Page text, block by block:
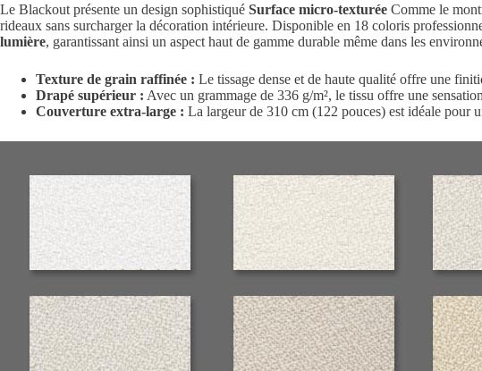
Le Blackout présente un design sophistiqué Surface micro-texturée Comme le
rideaux sans surcharger la décoration intérieure. Disponible en 18 coloris
lumière, garantissant ainsi un aspect haut de gamme durable même dans les
Texture de grain raffinée : Le tissage dense et de haute qualité offre une
Drapé supérieur : Avec un grammage de 336 g/m², le tissu offre une
Couverture extra-large : La largeur de 310 cm (122 pouces) est idéale pour